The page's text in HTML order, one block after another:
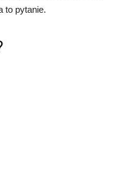
to pytanie.